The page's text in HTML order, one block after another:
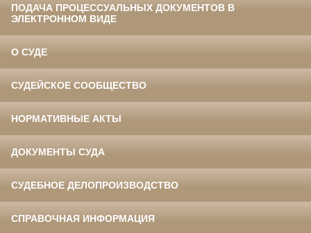
ПОДАЧА ПРОЦЕССУАЛЬНЫХ ДОКУМЕНТОВ В
ЭЛЕКТРОННОМ ВИДЕ
О СУДЕ
СУДЕЙСКОЕ СООБЩЕСТВО
НОРМАТИВНЫЕ АКТЫ
ДОКУМЕНТЫ СУДА
СУДЕБНОЕ ДЕЛОПРОИЗВОДСТВО
СПРАВОЧНАЯ ИНФОРМАЦИЯ